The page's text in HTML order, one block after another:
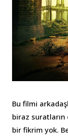
Bu filmi
biraz
bir fikrim yok.